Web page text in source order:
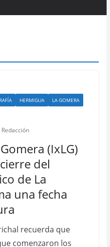
HERMIGUA
LA GOMERA
(IxLG)
del
de La
una fecha
recuerda que
comenzaron los